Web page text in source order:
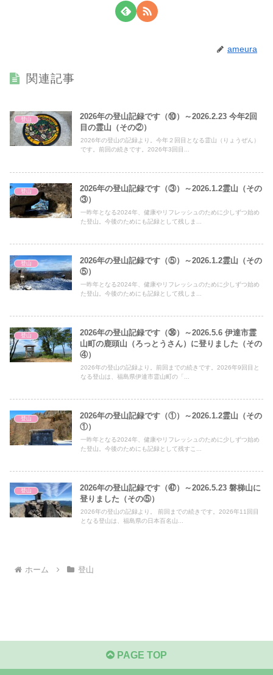
ameura
関連記事
登山
2026年の登山記録です（⑩）～2026.2.23 今年2回
目の霊山（その②）
2026年の登山の記録より。今年２回目となる霊山（りょうぜん）
です。前回の続きです。2026年3回目...
登山
2026年の登山記録です（③）～2026.1.2霊山（その
③）
一昨年となる2024年、健康やリフレッシュのために少しずつ始め
た登山。今後のためにも記録として残しま...
登山
2026年の登山記録です（⑤）～2026.1.2霊山（その
⑤）
一昨年となる2024年、健康やリフレッシュのために少しずつ始め
た登山。今後のためにも記録として残しま...
登山
2026年の登山記録です（㊱）～2026.5.6 伊達市霊
山町の鹿頭山（ろっとうさん）に登りました（その
④）
2026年の登山の記録より。前回までの続きです。2026年9回目と
なる登山は、福島県伊達市霊山町の「...
登山
2026年の登山記録です（①）～2026.1.2霊山（その
①）
一昨年となる2024年、健康やリフレッシュのために少しずつ始め
た登山。今後のためにも記録として残すこ...
登山
2026年の登山記録です（㊼）～2026.5.23 磐梯山に
登りました（その⑤）
2026年の登山の記録より。 前回までの続きです。2026年11回目
となる登山は、福島県の日本百名山...
ホーム 登山
PAGE TOP